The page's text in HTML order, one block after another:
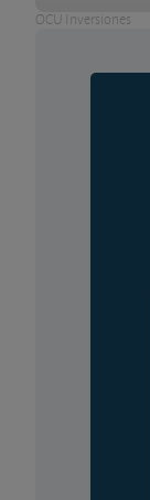
OCU Inversiones